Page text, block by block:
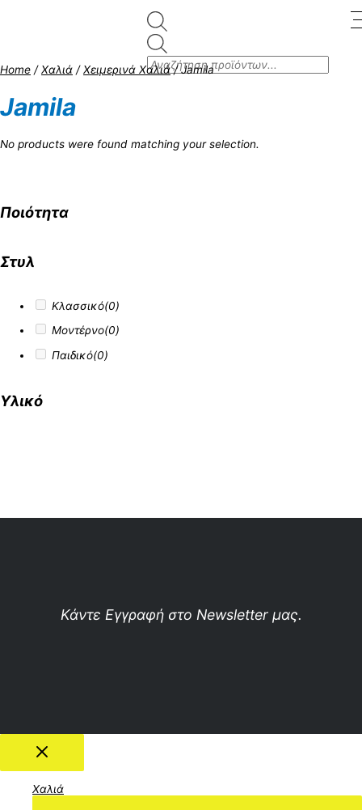
search
Ποιότητα
Στυλ
Κλασσικό(0)
Μοντέρνο(0)
Παιδικό(0)
Υλικό
Home /Χαλιά /Χειμερινά Χαλιά/ Jamila
Jamila
No products were found matching your selection.
Κάντε Εγγραφή στο Newsletter μας.
Χαλιά